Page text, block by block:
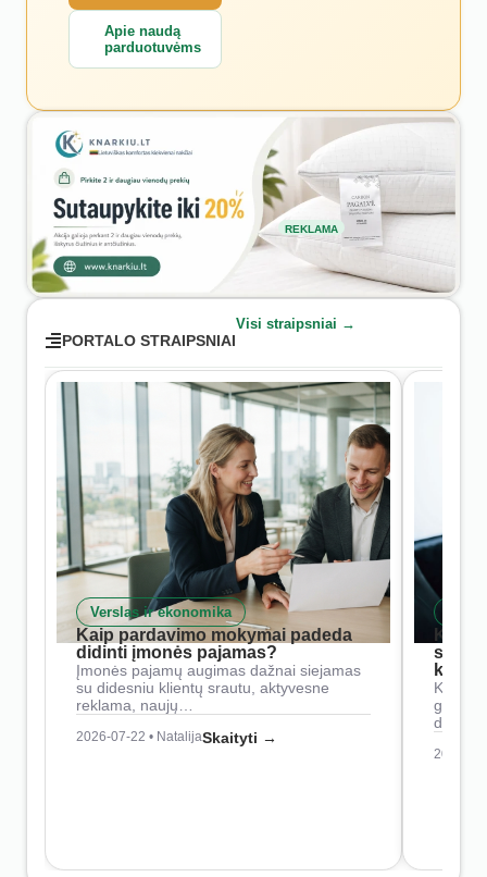
Apie naudą
parduotuvėms
REKLAMA
PORTALO STRAIPSNIAI
Visi straipsniai →
Verslas ir ekonomika
Kaip pardavimo mokymai padeda
didinti įmonės pajamas?
Įmonės pajamų augimas dažnai siejamas
su didesniu klientų srautu, aktyvesne
reklama, naujų…
2026-07-22 • NatalijaSkaityti →
Kaip
2026-